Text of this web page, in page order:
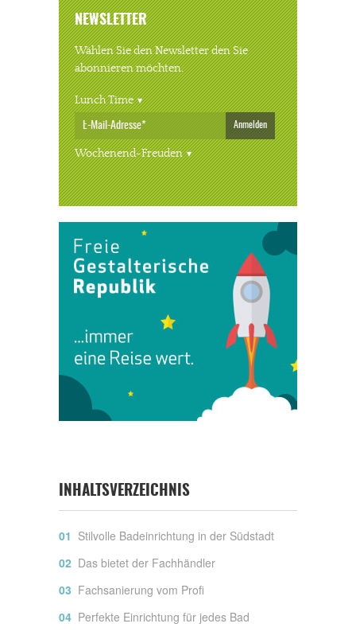
NEWSLETTER
Wählen Sie den Newsletter den Sie
abonnieren möchten.
Lunch Time
Anmelden
Wochenend-Freuden
INHALTSVERZEICHNIS
Stilvolle Badeinrichtung in der Südstadt
Das bietet der Fachhändler
Fachsanierung vom Profi
Perfekte Einrichtung für jedes Bad